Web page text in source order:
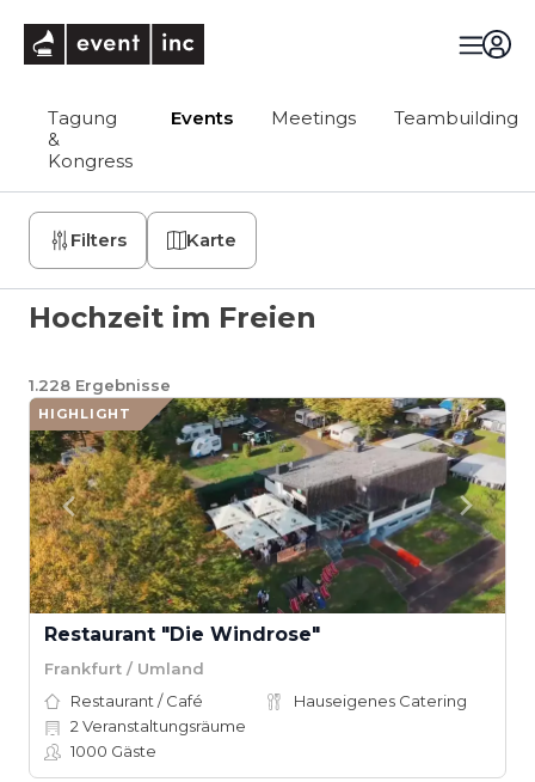
Tagung
&
Kongress
Events Meetings Teambuilding
Filters Karte
Hochzeit im Freien
1.228 Ergebnisse
HIGHLIGHT
Restaurant "Die Windrose"
Frankfurt / Umland
Restaurant / Café
Hauseigenes Catering
2 Veranstaltungsräume
1000 Gäste